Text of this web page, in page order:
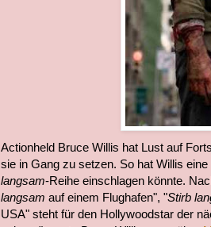
Actionheld Bruce Willis hat Lust auf
sie in Gang zu setzen. So hat Willis
langsam-Reihe einschlagen könnte.
langsam auf einem Flughafen", "Stirb
USA" steht für den Hollywoodstar der